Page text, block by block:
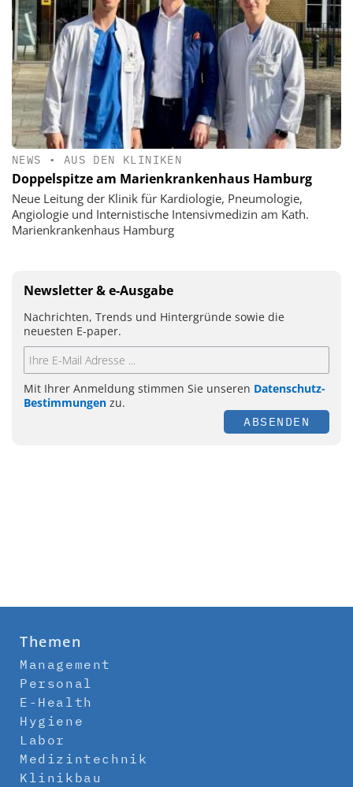
NEWS • AUS DEN KLINIKEN
Doppelspitze am Marienkrankenhaus Hamburg
Neue Leitung der Klinik für Kardiologie, Pneumologie,
Angiologie und Internistische Intensivmedizin am Kath.
Marienkrankenhaus Hamburg
Newsletter & e-Ausgabe
Nachrichten, Trends und Hintergründe sowie die
neuesten E-paper.
Mit Ihrer Anmeldung stimmen Sie unseren Datenschutz-
Bestimmungen zu.
ABSENDEN
Themen
Management
Personal
E-Health
Hygiene
Labor
Medizintechnik
Klinikbau